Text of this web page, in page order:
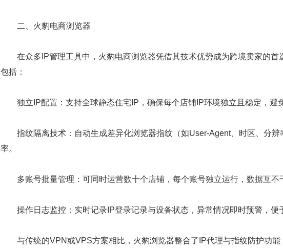
二、火豹电商浏览器
在众多IP管理工具中，火豹电商浏览器凭借其技术优势成为跨境卖家的首
包括：
独立IP配置：支持全球静态住宅IP，确保每个店铺IP环境独立且稳定，避
指纹隔离技术：自动生成差异化浏览器指纹（如User-Agent、时区、分辨
率。
多账号批量管理：可同时运营数十个店铺，每个账号独立运行，数据互不
操作日志监控：实时记录IP登录记录与设备状态，异常情况即时预警，便
与传统的VPN或VPS方案相比，火豹浏览器整合了IP代理与指纹防护功能